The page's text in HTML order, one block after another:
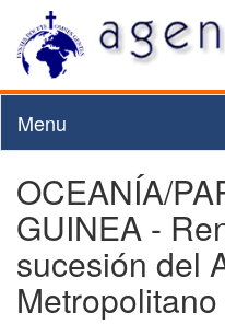
Menu
OCEANÍA/
GUINEA -
sucesión del